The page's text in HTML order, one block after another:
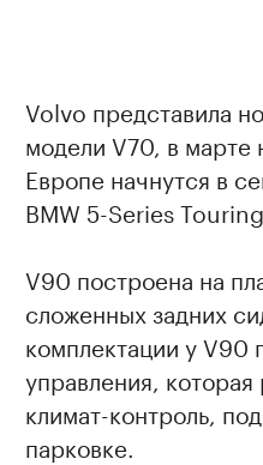
Volvo представила
модели V70, в
Европе начнутся в
BMW 5-Series
V90 построена на
сложенных задних
комплектации у V90
управления,
климат-контроль,
парковке.